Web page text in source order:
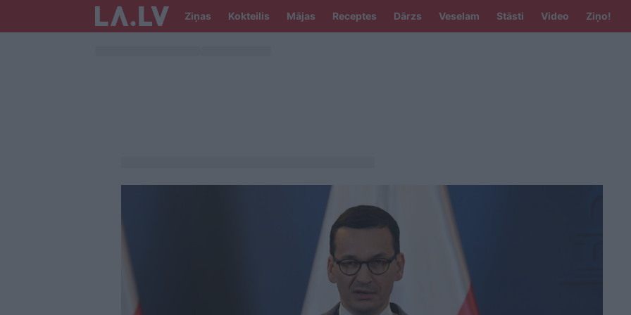
Ziņas Kokteilis Mājas Receptes Dārzs Veselam Stāsti Video Ziņo!